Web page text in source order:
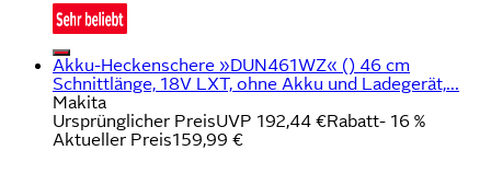
Akku-Heckenschere »DUN461WZ« () 46 cm
Schnittlänge, 18V LXT, ohne Akku und Ladegerät,...
Makita
Ursprünglicher PreisUVP 192,44 €Rabatt- 16 %
Aktueller Preis159,99 €